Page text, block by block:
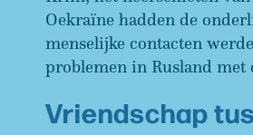
Oekraïne hadden de
menselijke contacten
problemen in Rusland met
Vriendschap